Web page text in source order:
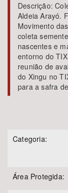
Descrição:
Aldeia Arayó.
Movimento
coleta
nascentes e
entorno do
reunião de
do Xingu no
para a safra
Categoria:
Área Protegida: